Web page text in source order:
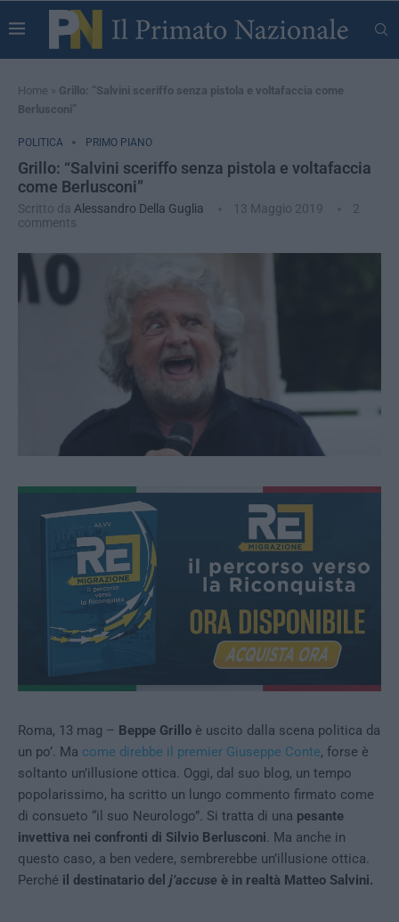
Home » Grillo: “Salvini sceriffo senza pistola e voltafaccia come
Berlusconi”
POLITICA PRIMO PIANO
Grillo: “Salvini sceriffo senza pistola e voltafaccia
come Berlusconi”
Scritto da Alessandro Della Guglia 13 Maggio 2019
2
comments
Roma, 13 mag – Beppe Grillo è uscito dalla scena politica da
un po’. Ma come direbbe il premier Giuseppe Conte, forse è
soltanto un’illusione ottica. Oggi, dal suo blog, un tempo
popolarissimo, ha scritto un lungo commento firmato come
di consueto “il suo Neurologo”. Si tratta di una pesante
invettiva nei confronti di Silvio Berlusconi. Ma anche in
questo caso, a ben vedere, sembrerebbe un’illusione ottica.
Perché il destinatario del j’accuse è in realtà Matteo Salvini.